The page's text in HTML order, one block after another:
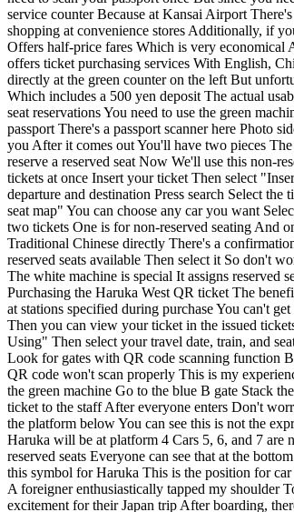
service counter Because at Kansai Airport
shopping at convenience stores Additionally, if
Offers half-price fares Which is very economical
offers ticket purchasing services With English,
directly at the green counter on the left But
Which includes a 500 yen deposit The actual
seat reservations You need to use the green